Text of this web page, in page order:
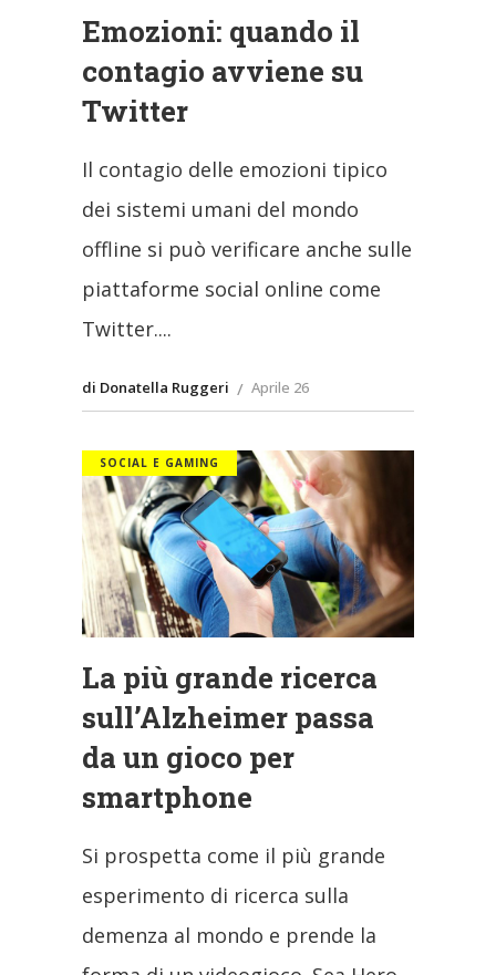
Emozioni: quando il
contagio avviene su
Twitter
Il contagio delle emozioni tipico
dei sistemi umani del mondo
offline si può verificare anche sulle
piattaforme social online come
Twitter.
di Donatella Ruggeri Aprile 26
SOCIAL E GAMING
La più grande ricerca
sull’Alzheimer passa
da un gioco per
smartphone
Si prospetta come il più grande
esperimento di ricerca sulla
demenza al mondo e prende la